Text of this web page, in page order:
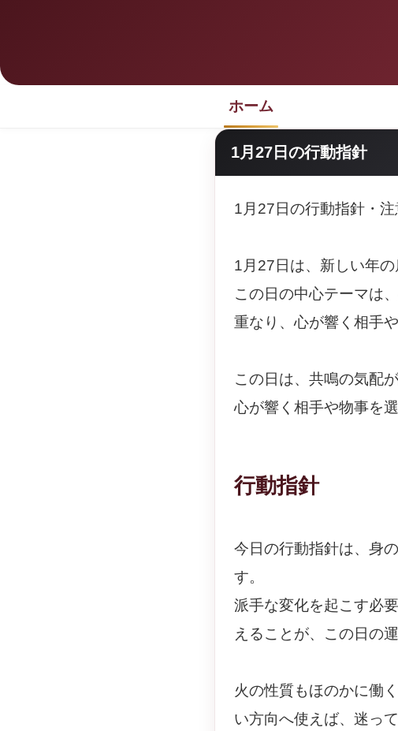
ホーム
1月27日の行動指針
1月27日の行動指針・
1月27日は、新しい年
この日の中心テーマは
重なり、心が響く相手
この日は、共鳴の気配
心が響く相手や物事を
行動指針
今日の行動指針は、身
す。
派手な変化を起こす必
えることが、この日の
火の性質もほのかに働
い方向へ使えば、迷っ